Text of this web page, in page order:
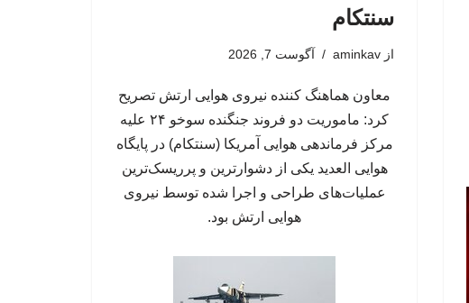
سنتکام
از aminkav آگوست 7, 2026
معاون هماهنگ کننده نیروی هوایی ارتش تصریح
کرد: ماموریت دو فروند جنگنده سوخو ۲۴ علیه
مرکز فرماندهی هوایی آمریکا (سنتکام) در پایگاه
هوایی العدید یکی از دشوارترین و پرریسک‌ترین
عملیات‌های طراحی و اجرا شده توسط نیروی
هوایی ارتش بود.